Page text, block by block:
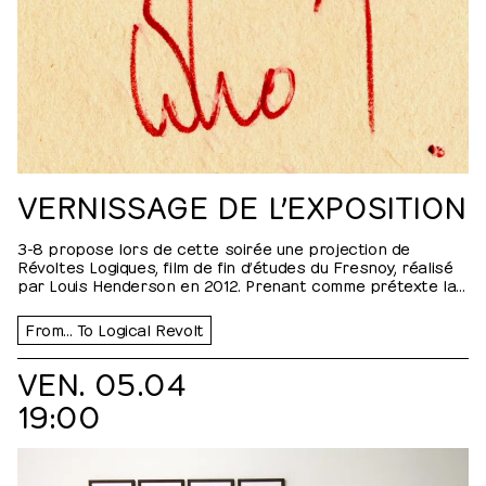
VERNISSAGE DE L’EXPOSITION
3-8 propose lors de cette soirée une projection de
Révoltes Logiques, film de fin d’études du Fresnoy, réalisé
par Louis Henderson en 2012. Prenant comme prétexte la
les Nations Unies dans les années 50, traitant de la crise
du Canal de…
From… To Logical Revolt
VEN. 05.04
19:00